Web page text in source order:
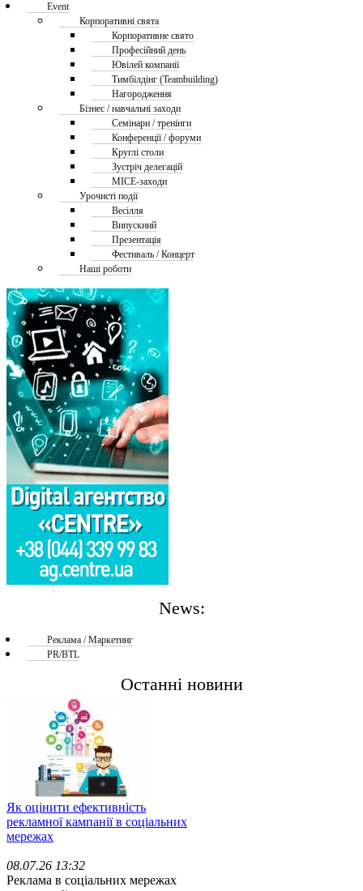
Event
Корпоративні свята
Корпоративне свято
Професійний день
Ювілей компанії
Тимбілдінг (Teambuilding)
Нагородження
Бізнес / навчальні заходи
Семінари / тренінги
Конференції / форуми
Круглі столи
Зустріч делегацій
MICE-заходи
Урочисті події
Весілля
Випускний
Презентація
Фестиваль / Концерт
Наші роботи
News:
Реклама / Маркетинг
PR/BTL
Останні новини
Як оцінити ефективність
рекламної кампанії в соціальних
мережах
08.07.26 13:32
Реклама в соціальних мережах